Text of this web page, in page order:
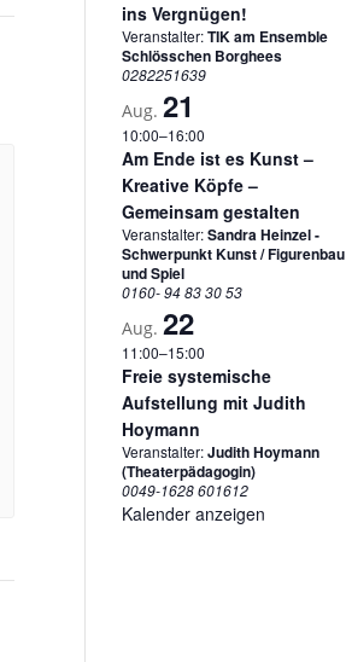
ins Vergnügen!
Veranstalter:TIK am Ensemble
Schlösschen Borghees
0282251639
Aug.21
10:00–16:00
Am Ende ist es Kunst –
Kreative Köpfe –
Gemeinsam gestalten
Veranstalter:Sandra Heinzel -
Schwerpunkt Kunst / Figurenbau
und Spiel
0160- 94 83 30 53
Aug.22
11:00–15:00
Freie systemische
Aufstellung mit Judith
Hoymann
Veranstalter:Judith Hoymann
(Theaterpädagogin)
0049-1628 601612
Kalender anzeigen